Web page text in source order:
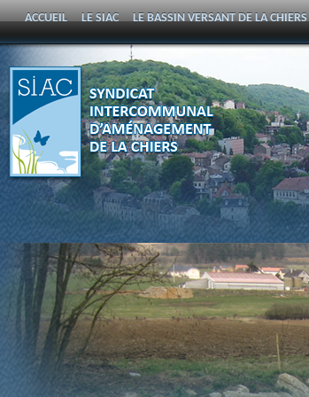
ACCUEIL LE SIAC LE BASSIN VERSANT DE LA CHIERS
PROGRAMME PLURIANNUEL D’ENTRETIEN DE LA CHIERS
SYNDICAT
INTERCOMMUNAL
D'AMÉNAGEMENT DE LA
CHIERS